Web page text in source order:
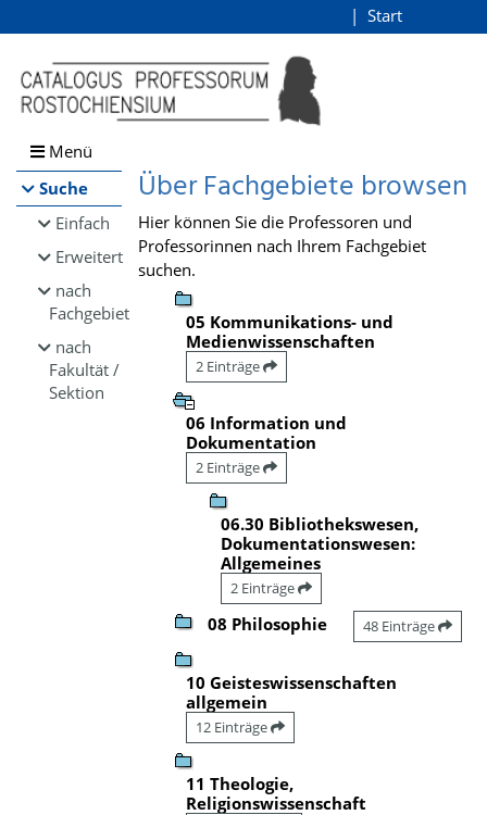
Browsen
direkt zum Inhalt
Start
Menü
Suche
Einfach
Erweitert
nach
Fachgebiet
nach
Fakultät /
Sektion
Über Fachgebiete browsen
Hier können Sie die Professoren und
Professorinnen nach Ihrem Fachgebiet
suchen.
05 Kommunikations- und
Medienwissenschaften
2 Einträge
06 Information und
Dokumentation
2 Einträge
06.30 Bibliothekswesen,
Dokumentationswesen:
Allgemeines
2 Einträge
08 Philosophie 48 Einträge
10 Geisteswissenschaften
allgemein
12 Einträge
11 Theologie,
Religionswissenschaft